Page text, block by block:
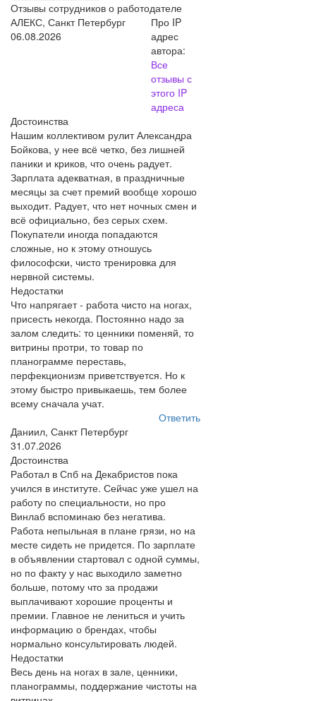
Отзывы сотрудников о работодателе
АЛЕКС, Санкт Петербург
06.08.2026
Про IP
адрес
автора:
Все
отзывы с
этого IP
адреса
Достоинства
Нашим коллективом рулит Александра
Бойкова, у нее всё четко, без лишней
паники и криков, что очень радует.
Зарплата адекватная, в праздничные
месяцы за счет премий вообще хорошо
выходит. Радует, что нет ночных смен и
всё официально, без серых схем.
Покупатели иногда попадаются
сложные, но к этому отношусь
философски, чисто тренировка для
нервной системы.
Недостатки
Что напрягает - работа чисто на ногах,
присесть некогда. Постоянно надо за
залом следить: то ценники поменяй, то
витрины протри, то товар по
планограмме переставь,
перфекционизм приветствуется. Но к
этому быстро привыкаешь, тем более
всему сначала учат.
Ответить
Даниил, Санкт Петербург
31.07.2026
Достоинства
Работал в Спб на Декабристов пока
учился в институте. Сейчас уже ушел на
работу по специальности, но про
Винлаб вспоминаю без негатива.
Работа непыльная в плане грязи, но на
месте сидеть не придется. По зарплате
в объявлении стартовал с одной суммы,
но по факту у нас выходило заметно
больше, потому что за продажи
выплачивают хорошие проценты и
премии. Главное не лениться и учить
информацию о брендах, чтобы
нормально консультировать людей.
Недостатки
Весь день на ногах в зале, ценники,
планограммы, поддержание чистоты на